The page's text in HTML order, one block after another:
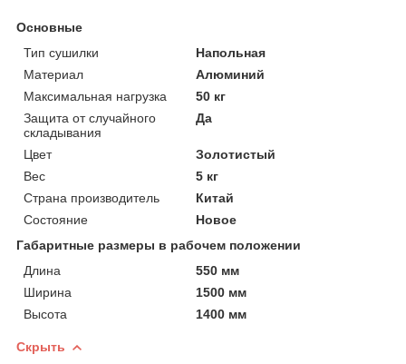
Основные
Тип сушилки
Напольная
Материал
Алюминий
Максимальная нагрузка
50 кг
Защита от случайного
складывания
Да
Цвет
Золотистый
Вес
5 кг
Страна производитель
Китай
Состояние
Новое
Габаритные размеры в рабочем положении
Длина
550 мм
Ширина
1500 мм
Высота
1400 мм
Скрыть